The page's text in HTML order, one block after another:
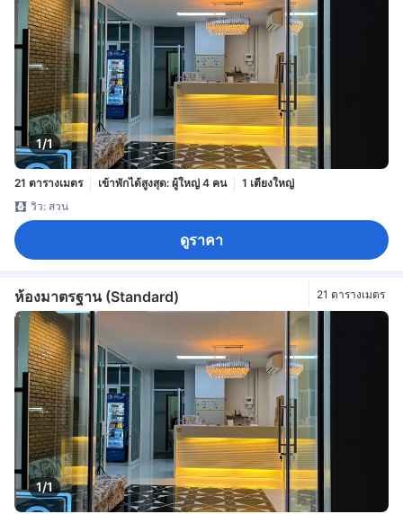
1/1
21 ตารางเมตร เข้าพักได้สูงสุด: ผู้ใหญ่ 4 คน
1 เตียงใหญ่
วิว: สวน
ดูราคา
ห้องมาตรฐาน (Standard) 21 ตารางเมตร
1/1